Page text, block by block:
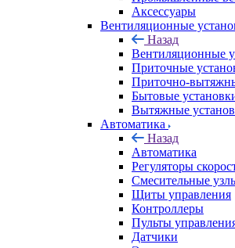
Аксессуары
Вентиляционные
Назад
Вентиляционные
Приточные
Приточно-
Бытовые
Вытяжные
Автоматика
Назад
Автоматика
Регуляторы
Смесительные
Щиты управления
Контроллеры
Пульты
Датчики